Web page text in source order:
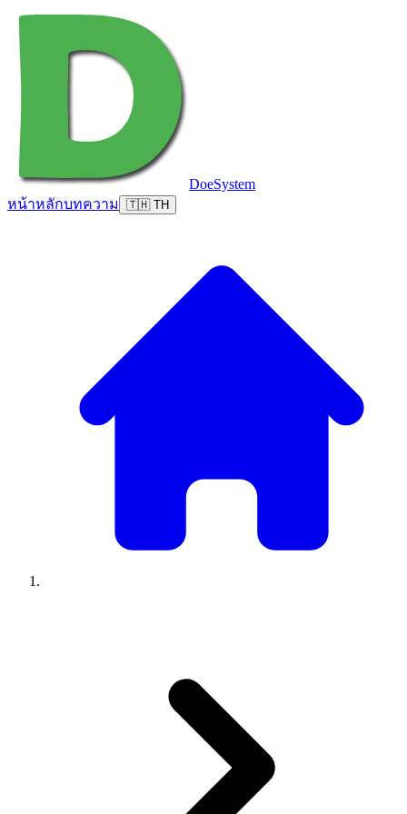
DoeSystem
หน้าหลักบทความ 🇹🇭 TH